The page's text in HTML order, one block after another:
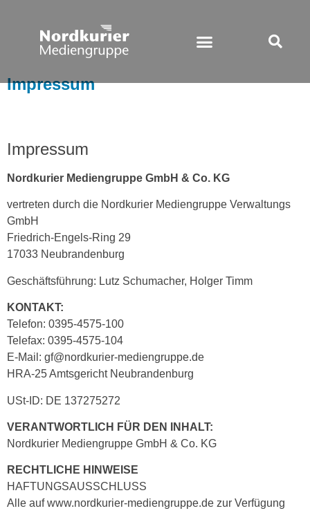
Impressum
Impressum
Nordkurier Mediengruppe GmbH & Co. KG
vertreten durch die Nordkurier Mediengruppe Verwaltungs
GmbH
Friedrich-Engels-Ring 29
17033 Neubrandenburg
Geschäftsführung: Lutz Schumacher, Holger Timm
KONTAKT:
Telefon: 0395-4575-100
Telefax: 0395-4575-104
E-Mail: gf@nordkurier-mediengruppe.de
HRA-25 Amtsgericht Neubrandenburg
USt-ID: DE 137275272
VERANTWORTLICH FÜR DEN INHALT:
Nordkurier Mediengruppe GmbH & Co. KG
RECHTLICHE HINWEISE
HAFTUNGSAUSSCHLUSS
Alle auf www.nordkurier-mediengruppe.de zur Verfügung